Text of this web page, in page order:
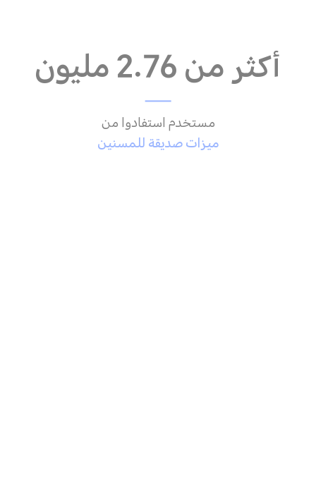
أكثر من 2.76 مليون
مستخدم استفادوا من
ميزات صديقة للمسنين